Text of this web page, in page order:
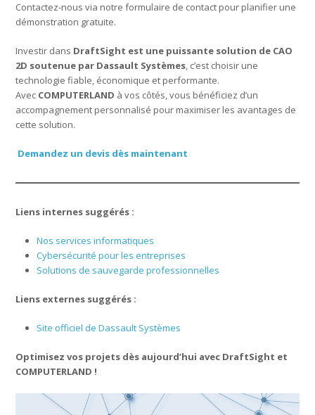
Contactez-nous via notre formulaire de contact pour planifier une
démonstration gratuite.
Investir dans DraftSight est une puissante solution de CAO
2D soutenue par Dassault Systèmes, c’est choisir une
technologie fiable, économique et performante.
Avec COMPUTERLAND à vos côtés, vous bénéficiez d’un
accompagnement personnalisé pour maximiser les avantages de
cette solution.
Demandez un devis dès maintenant
Liens internes suggérés :
Nos services informatiques
Cybersécurité pour les entreprises
Solutions de sauvegarde professionnelles
Liens externes suggérés :
Site officiel de Dassault Systèmes
Optimisez vos projets dès aujourd’hui avec DraftSight et
COMPUTERLAND !